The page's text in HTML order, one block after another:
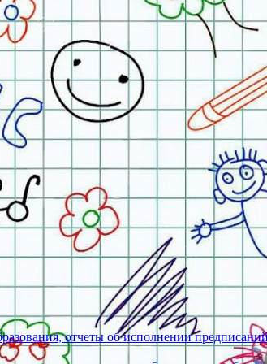
отчеты об исполнении